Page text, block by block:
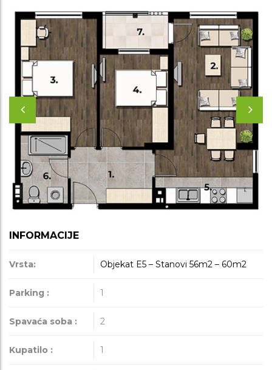
INFORMACIJE
Vrsta: Objekat E5 – Stanovi 56m2 – 60m2
Parking : 1
Spavaća soba : 2
Kupatilo : 1